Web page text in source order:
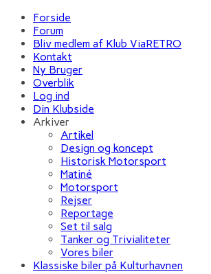
Forside
Forum
Bliv medlem af Klub ViaRETRO
Kontakt
Ny Bruger
Overblik
Log ind
Din Klubside
Arkiver
Artikel
Design og koncept
Historisk Motorsport
Matiné
Motorsport
Rejser
Reportage
Set til salg
Tanker og Trivialiteter
Vores biler
Klassiske biler på Kulturhavnen